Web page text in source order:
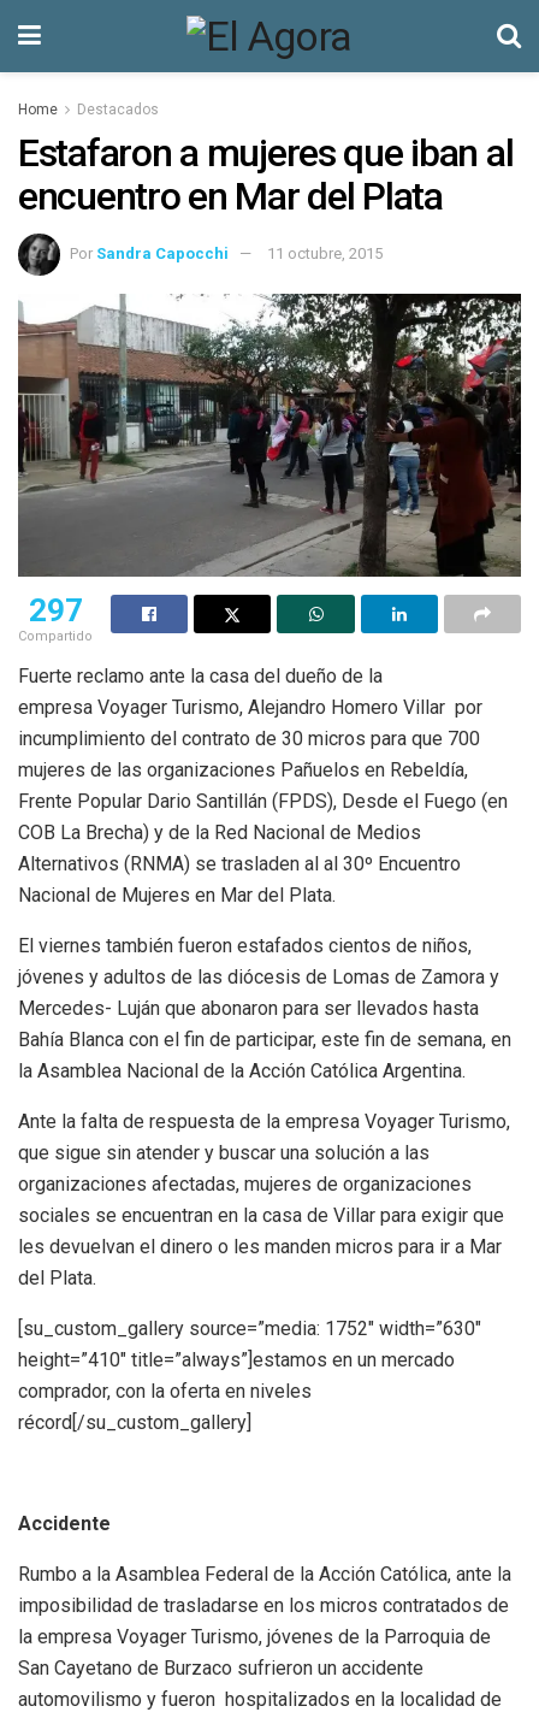
Home Destacados
Estafaron a mujeres que iban al
encuentro en Mar del Plata
Por Sandra Capocchi 11 octubre, 2015
297
Compartido
Fuerte reclamo ante la casa del dueño de la
empresa Voyager Turismo, Alejandro Homero Villar por
incumplimiento del contrato de 30 micros para que 700
mujeres de las organizaciones Pañuelos en Rebeldía,
Frente Popular Dario Santillán (FPDS), Desde el Fuego (en
COB La Brecha) y de la Red Nacional de Medios
Alternativos (RNMA) se trasladen al al 30º Encuentro
Nacional de Mujeres en Mar del Plata.
El viernes también fueron estafados cientos de niños,
jóvenes y adultos de las diócesis de Lomas de Zamora y
Mercedes- Luján que abonaron para ser llevados hasta
Bahía Blanca con el fin de participar, este fin de semana, en
la Asamblea Nacional de la Acción Católica Argentina.
Ante la falta de respuesta de la empresa Voyager Turismo,
que sigue sin atender y buscar una solución a las
organizaciones afectadas, mujeres de organizaciones
sociales se encuentran en la casa de Villar para exigir que
les devuelvan el dinero o les manden micros para ir a Mar
del Plata.
[su_custom_gallery source=”media: 1752″ width=”630″
height=”410″ title=”always”]estamos en un mercado
comprador, con la oferta en niveles
récord[/su_custom_gallery]
Accidente
Rumbo a la Asamblea Federal de la Acción Católica, ante la
imposibilidad de trasladarse en los micros contratados de
la empresa Voyager Turismo, jóvenes de la Parroquia de
San Cayetano de Burzaco sufrieron un accidente
automovilismo y fueron hospitalizados en la localidad de